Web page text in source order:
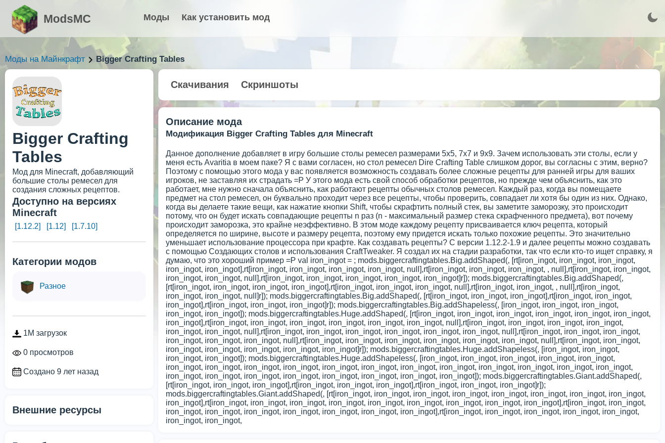
ModsMC Моды Как установить мод
Моды на Майнкрафт Bigger Crafting Tables
Bigger Crafting
Tables
Мод для Minecraft, добавляющий
большие столы ремесел для
создания сложных рецептов.
Доступно на версиях
Minecraft
[1.12.2] [1.12] [1.7.10]
Категории модов
Разное
1M загрузок
0 просмотров
Создано 9 лет назад
Внешние ресурсы
Скачивания Скриншоты
Описание мода
Модификация Bigger Crafting Tables для Minecraft
Данное дополнение добавляет в игру большие столы ремесел размерами 5x5, 7x7 и 9x9. Зачем использовать эти столы, если у
меня есть Avaritia в моем паке? Я с вами согласен, но стол ремесел Dire Crafting Table слишком дорог, вы согласны с этим, верно?
Поэтому с помощью этого мода у вас появляется возможность создавать более сложные рецепты для ранней игры для ваших
игроков, не заставляя их страдать =P У этого мода есть свой способ обработки рецептов, но прежде чем объяснить, как это
работает, мне нужно сначала объяснить, как работают рецепты обычных столов ремесел. Каждый раз, когда вы помещаете
предмет на стол ремесел, он буквально проходит через все рецепты, чтобы проверить, совпадает ли хотя бы один из них. Однако,
когда вы делаете такие вещи, как нажатие кнопки Shift, чтобы скрафтить полный стек, вы заметите заморозку, это происходит
потому, что он будет искать совпадающие рецепты n раз (n - максимальный размер стека скрафченного предмета), вот почему
происходит заморозка, это крайне неэффективно. В этом моде каждому рецепту присваивается ключ рецепта, который
определяется по ширине, высоте и размеру рецепта, поэтому ему придется искать только похожие рецепты. Это значительно
уменьшает использование процессора при крафте. Как создавать рецепты? С версии 1.12.2-1.9 и далее рецепты можно создавать
с помощью Создающих столов и использования CraftTweaker. Я создал их на стадии разработки, так что если кто-то ищет справку, я
думаю, что это хороший пример =P val iron_ingot = ; mods.biggercraftingtables.Big.addShaped(, [rt[iron_ingot, iron_ingot, iron_ingot,
iron_ingot, iron_ingot],rt[iron_ingot, iron_ingot, iron_ingot, iron_ingot, null],rt[iron_ingot, iron_ingot, iron_ingot, , null],rt[iron_ingot, iron_ingot,
iron_ingot, iron_ingot, null],rt[iron_ingot, iron_ingot, iron_ingot, iron_ingot, iron_ingot]r]); mods.biggercraftingtables.Big.addShaped(,
[rt[iron_ingot, iron_ingot, iron_ingot, iron_ingot],rt[iron_ingot, iron_ingot, iron_ingot, null],rt[iron_ingot, iron_ingot, , null],rt[iron_ingot,
iron_ingot, iron_ingot, null]r]); mods.biggercraftingtables.Big.addShaped(, [rt[iron_ingot, iron_ingot, iron_ingot],rt[iron_ingot, iron_ingot,
iron_ingot],rt[iron_ingot, iron_ingot, iron_ingot]r]); mods.biggercraftingtables.Big.addShapeless(, [iron_ingot, iron_ingot, iron_ingot,
iron_ingot, iron_ingot]); mods.biggercraftingtables.Huge.addShaped(, [rt[iron_ingot, iron_ingot, iron_ingot, iron_ingot, iron_ingot, iron_ingot,
iron_ingot],rt[iron_ingot, iron_ingot, iron_ingot, iron_ingot, iron_ingot, iron_ingot, null],rt[iron_ingot, iron_ingot, iron_ingot, iron_ingot,
iron_ingot, iron_ingot, null],rt[iron_ingot, iron_ingot, iron_ingot, iron_ingot, iron_ingot, iron_ingot, null],rt[iron_ingot, iron_ingot, iron_ingot,
iron_ingot, iron_ingot, iron_ingot, null],rt[iron_ingot, iron_ingot, iron_ingot, iron_ingot, iron_ingot, iron_ingot, null],rt[iron_ingot, iron_ingot,
iron_ingot, iron_ingot, iron_ingot, iron_ingot, iron_ingot]r]); mods.biggercraftingtables.Huge.addShapeless(, [iron_ingot, iron_ingot,
iron_ingot, iron_ingot]); mods.biggercraftingtables.Huge.addShapeless(, [iron_ingot, iron_ingot, iron_ingot, iron_ingot, iron_ingot,
iron_ingot, iron_ingot, iron_ingot, iron_ingot, iron_ingot, iron_ingot, iron_ingot, iron_ingot, iron_ingot, iron_ingot, iron_ingot, iron_ingot,
iron_ingot, iron_ingot, iron_ingot, iron_ingot, iron_ingot, iron_ingot, iron_ingot, iron_ingot]); mods.biggercraftingtables.Giant.addShaped(,
[rt[iron_ingot, iron_ingot, iron_ingot],rt[iron_ingot, iron_ingot, iron_ingot],rt[iron_ingot, iron_ingot, iron_ingot]r]);
mods.biggercraftingtables.Giant.addShaped(, [rt[iron_ingot, iron_ingot, iron_ingot, iron_ingot, iron_ingot, iron_ingot, iron_ingot, iron_ingot,
iron_ingot],rt[iron_ingot, iron_ingot, iron_ingot, iron_ingot, iron_ingot, iron_ingot, iron_ingot, iron_ingot, iron_ingot],rt[iron_ingot, iron_ingot,
iron_ingot, iron_ingot, iron_ingot, iron_ingot, iron_ingot, iron_ingot, iron_ingot],rt[iron_ingot, iron_ingot, iron_ingot, iron_ingot, iron_ingot,
iron_ingot, iron_ingot,